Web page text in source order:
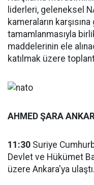
liderleri, geleneksel
kameraların
tamamlanmasıyla
maddelerinin ele
katılmak üzere
AHMED ŞARA
11:30 Suriye
Devlet ve Hükümet
üzere Ankara'ya ulaştı.